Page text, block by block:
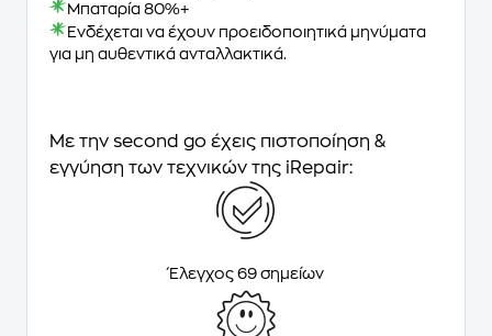
Μπαταρία 80%+
Ενδέχεται να έχουν προειδοποιητικά μηνύματα
για μη αυθεντικά ανταλλακτικά.
Με την second go έχεις πιστοποίηση &
εγγύηση των τεχνικών της iRepair:
Έλεγχος 69 σημείων